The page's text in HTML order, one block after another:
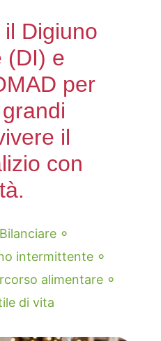
Digiuno
(DI) e
per
il
con
Bilanciare ◦
intermittente ◦
alimentare ◦
di vita